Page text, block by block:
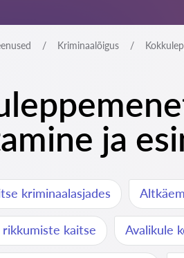
Kriminaalõigus
ja
kriminaalasjades
kaitse Avalikule